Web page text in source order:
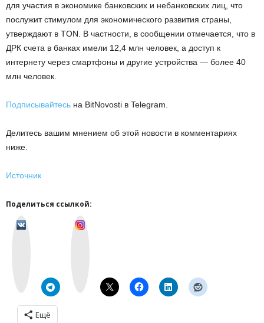
для участия в экономике банковских и небанковских лиц, что
послужит стимулом для экономического развития страны,
утверждают в TON. В частности, в сообщении отмечается, что в
ДРК счета в банках имели 12,4 млн человек, а доступ к
интернету через смартфоны и другие устройства — более 40
млн человек.
Подписывайтесь на BitNovosti в Telegram.
Делитесь вашим мнением об этой новости в комментариях
ниже.
Источник
Поделиться ссылкой:
Ещё